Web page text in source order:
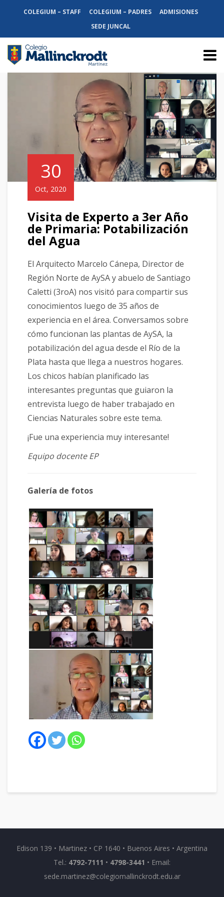
COLEGIUM – STAFF COLEGIUM – PADRES
ADMISIONES
SEDE JUNCAL
30
Oct, 2020
Visita de Experto a 3er Año
de Primaria: Potabilización
del Agua
El Arquitecto Marcelo Cánepa, Director de
Región Norte de AySA y abuelo de Santiago
Caletti (3roA) nos visitó para compartir sus
conocimientos luego de 35 años de
experiencia en el área. Conversamos sobre
cómo funcionan las plantas de AySA, la
potabilización del agua desde el Río de la
Plata hasta que llega a nuestros hogares.
Los chicos habían planificado las
interesantes preguntas que guiaron la
entrevista luego de haber trabajado en
Ciencias Naturales sobre este tema.
¡Fue una experiencia muy interesante!
Equipo docente EP
Galería de fotos
Edison 139 • Martinez • CP 1640 • Buenos Aires • Argentina
Tel.: 4792-7111 • 4798-3441 • Email:
sede.martinez@colegiomallinckrodt.edu.ar